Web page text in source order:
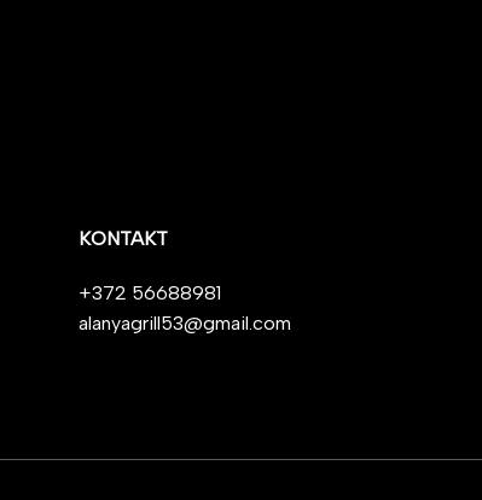
KONTAKT
+372 56688981
alanyagrill53@gmail.com